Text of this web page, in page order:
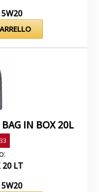
5W20
IN BOX 20L
20 LT
5W20